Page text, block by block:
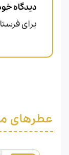
دیدگاه
برای
عطرهای